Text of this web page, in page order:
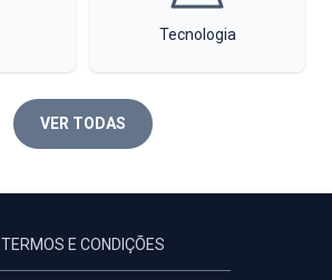
Tecnologia
VER TODAS
TERMOS E CONDIÇÕES